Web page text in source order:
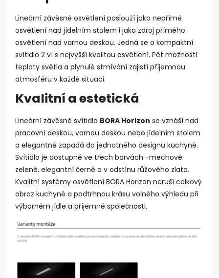
Lineární závěsné osvětlení poslouží jako nepřímé
osvětlení nad jídelním stolem i jako zdroj přímého
osvětlení nad varnou deskou. Jedná se o kompaktní
svítidlo 2 v1 s nejvyšší kvalitou osvětlení. Pět možností
teploty světla a plynulé stmívání zajistí příjemnou
atmosféru v každé situaci.
Kvalitní a estetická
Lineární závěsné svítidlo BORA Horizon se vznáší nad
pracovní deskou, varnou deskou nebo jídelním stolem
a elegantně zapadá do jednotného designu kuchyně.
Svítidlo je dostupné ve třech barvách -mechově
zelené, elegantní černé a v odstínu růžového zlata.
Kvalitní systémy osvětlení BORA Horizon neruší celkový
obraz kuchyně a podtrhnou krásu volného výhledu při
výborném jídle a příjemné společnosti.